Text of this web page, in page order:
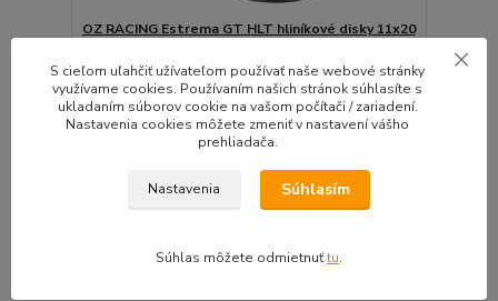
OZ RACING Estrema GT HLT hliníkové disky 11x20
Legendárna značka kolies s TUV certifikátmi a
typo...
ks
Do 10 dní | Doprava
4ks zadarmo |
zadarmo
Pridať do košíka
S cieľom uľahčiť užívateľom používať naše webové stránky
využívame cookies. Používaním našich stránok súhlasíte s
ukladaním súborov cookie na vašom počítači / zariadení.
Nastavenia cookies môžete zmeniť v nastavení vášho
prehliadača.
Nastavenia Súhlasím
Súhlas môžete odmietnuťtu.